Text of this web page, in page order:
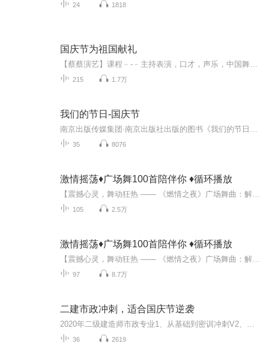
24 1818
国庆节为祖国献礼
215 1.7万
我们的节日-国庆节
35 8076
激情摇荡♦️广场舞100首陪伴你 ♦️循环播放
105 2.5万
激情摇荡♦️广场舞100首陪伴你 ♦️循环播放
97 8.7万
二建市政冲刺，适合国庆节逆袭
36 2619